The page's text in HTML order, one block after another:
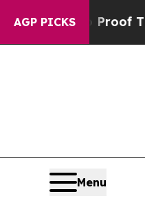
AGP PICKS
no Proof They
Menu